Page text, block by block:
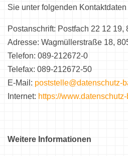
Sie unter folgenden
Postanschrift: Postfach 22 12 19,
Adresse: Wagmüllerstraße 18,
Telefon: 089-212672-0
Telefax: 089-212672-50
E-Mail: poststelle@datenschutz-
Internet: https://
Weitere Informationen